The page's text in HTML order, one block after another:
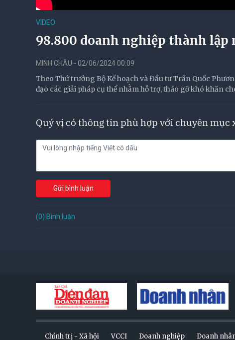
VIDEO
98.800 doanh nghiệp thành
MINH CHÂU - 02/06/2024 00:09
Theo Thứ trưởng Bộ Kế hoạch và Đầu tư Trần Quốc
đạo các giải pháp cụ thể nhằm hỗ trợ, tháo gỡ khó khăn
Quý vị có thông tin phù hợp với chuyên mục
Gửi bình luận
(0) Bình luận
Chính trị - Xã hội VCCI Doanh nghiệp Doanh